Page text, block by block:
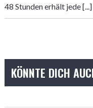
48 Stunden erhält jede [...]
KÖNNTE DICH